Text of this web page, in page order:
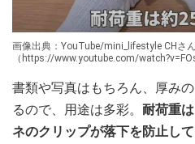
画像出典：YouTube/mini_lifestyle CHさん
（https://www.youtube.com/
書類や写真はもちろん、厚み
るので、用途は多彩。 耐荷重
ネのクリップが落下を防止し